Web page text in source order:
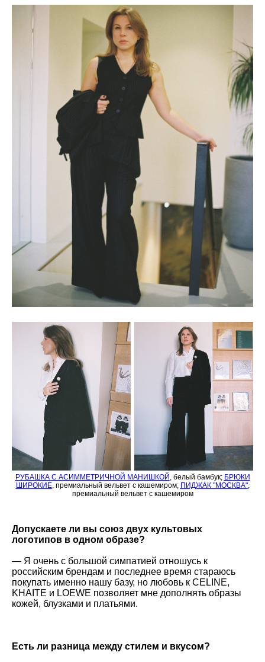
РУБАШКА С АСИММЕТРИЧНОЙ МАНИШКОЙ , белый бамбук; БРЮКИ
ШИРОКИЕ, премиальный вельвет с кашемиром; ПИДЖАК "МОСКВА",
премиальный вельвет с кашемиром
Допускаете ли вы союз двух культовых
логотипов в одном образе?
— Я очень с большой симпатией отношусь к
российским брендам и последнее время стараюсь
покупать именно нашу базу, но любовь к CELINE,
KHAITE и LOEWE позволяет мне дополнять образы
кожей, блузками и платьями.
Есть ли разница между стилем и вкусом?